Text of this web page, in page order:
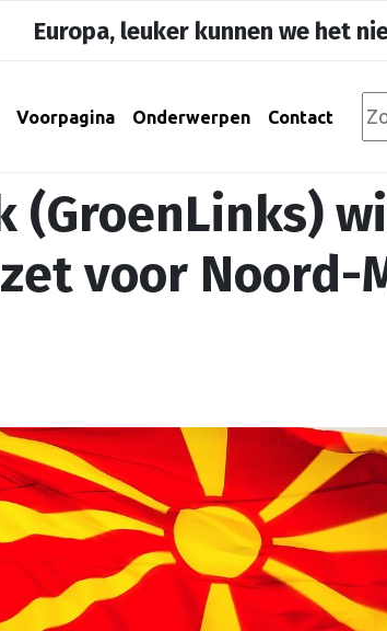
Europa, leuker kunnen we het
Voorpagina Onderwerpen Contact
(GroenLinks)
voor Noord-